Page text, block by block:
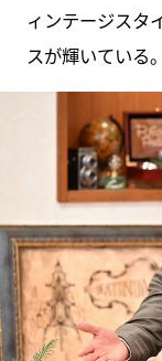
ィンテージスタ
スが輝いている。